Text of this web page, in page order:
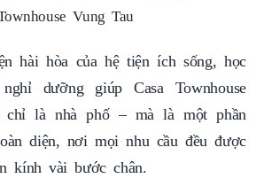
Vung Tau
hài hòa của hệ tiện ích sống, học
dưỡng giúp Casa Townhouse
chỉ là nhà phố – mà là một phần
diện, nơi mọi nhu cầu đều được
kính vài bước chân.